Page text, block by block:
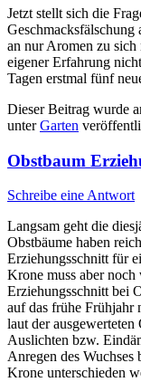
Jetzt stellt sich die
an nur Aromen zu
eigener Erfahrung
Tagen erstmal fünf
Dieser Beitrag wurde
unterGarten
Obstbaum
Schreibe eine Antwort
Langsam geht die
Obstbäume haben
Erziehungsschnitt für
Krone muss aber
Erziehungsschnitt bei
auf das frühe Frühjahr
laut der
Auslichten bzw.
Anregen des
Krone unterschieden